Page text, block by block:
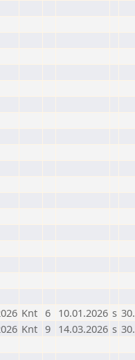
Knt 6 10.01.2026 s
Knt 9 14.03.2026 s